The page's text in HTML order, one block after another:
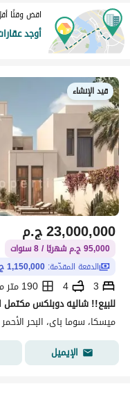
اقض وقتًا
أوجد
قيد الإنشاء
ج.م23,000,000
95,000 ج.م شهريًا / 8 سنوات
الدفعة المقدّمة: 1,150,000 ج.م
3
4
190 متر مربع
للبيع!! شاليه دوبلكس مكتمل
ميسكا، سوما باى، البحر الأحمر
الإيميل